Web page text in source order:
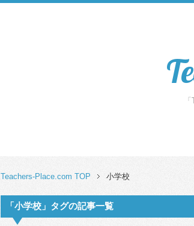
Teachers-Place.com TOP 小学校
「小学校」タグの記事一覧